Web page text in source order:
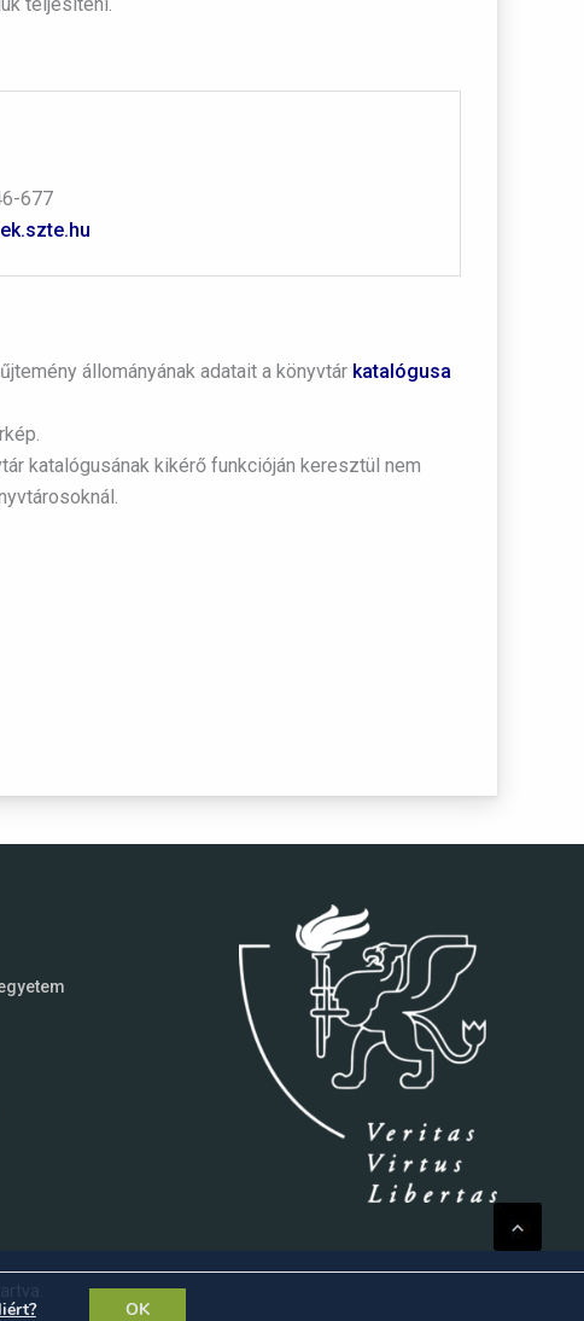
677
állományának adatait a könyvtár katalógusa
katalógusának kikérő funkcióján keresztül nem
OK